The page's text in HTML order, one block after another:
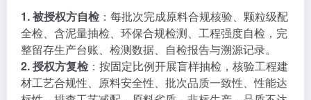
1. 被授权方自检：每批次完成原料合规核验、颗粒级配
全检、含泥量抽检、环保合规检测、工程强度自检，完
整留存生产台账、检测数据、自检报告与溯源记录。
2. 授权方复检：按固定比例开展盲样抽检，核验工程建
材工艺合规性、原料安全性、批次品质一致性、性能达